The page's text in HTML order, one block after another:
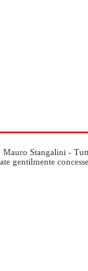
Stangalini -
gentilmente